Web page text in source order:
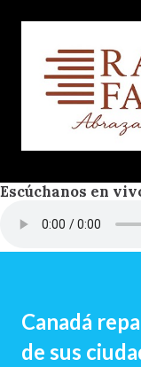
Ir
Escúchanos en
Canadá
de sus